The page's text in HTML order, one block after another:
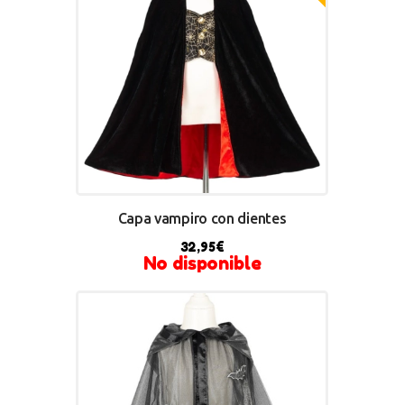
Capa vampiro con dientes
32,95€
No disponible